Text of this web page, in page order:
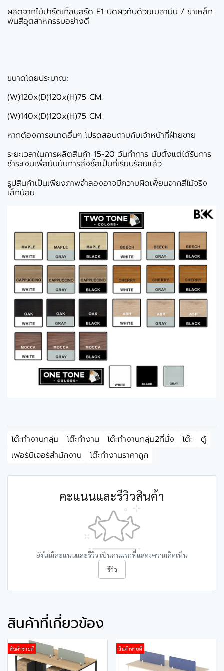
ผลิตจากไม้ปาร์ติเกิ้ลบอร์ด E1 ปิดผิวทับด้วยเมลามีน / ขาเหล็ก
พ่นสีอุตสาหกรรมอย่างดี
ขนาดโดยประมาณ:
(W)120x(D)120x(H)75 CM.
(W)140x(D)120x(H)75 CM.
หากต้องการขนาดอื่นๆ โปรดสอบถามกับเจ้าหน้าที่ฝ่ายขาย
ระยะเวลาในการผลิตสินค้า 15-20 วันทำการ นับตั้งแต่ได้รับการ
ชำระเงินเพื่อยืนยันการสั่งซื้อเป็นที่เรียบร้อยแล้ว
รูปสินค้าเป็นเพียงภาพจำลองอาจมีความผิดเพี้ยนจากสีไม้จริง
เล็กน้อย
โต๊ะทำงานกลุ่ม โต๊ะทำงาน โต๊ะทำงานกลุ่ม2ที่นั่ง โต๊ะ
ตู้
เฟอร์นิเจอร์สำนักงาน
โต๊ะทำงานราคาถูก
คะแนนและรีวิวสินค้า
ยังไม่มีคะแนนและรีวิว เป็นคนแรกที่แสดงความคิดเห็น
รีวิว
สินค้าที่เกี่ยวข้อง
สินค้าขายดี สินค้าขายดี